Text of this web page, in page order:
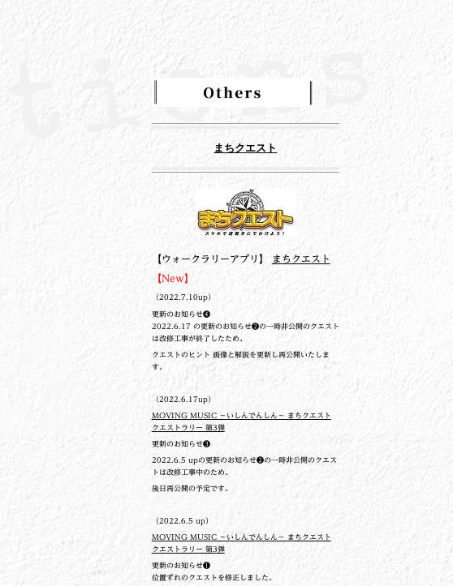
まちクエスト
【ウォークラリーアプリ】 まちクエスト
【New】
（2022.7.10up）
更新のお知らせ❹
2022.6.17 の更新のお知らせ❷の一時非公開のクエスト
は改修工事が終了したため、
クエストのヒント 画像と解説を更新し再公開いたしま
す。
（2022.6.17up）
MOVING MUSIC ～いしんでんしん～ まちクエスト
クエストラリー 第3弾
更新のお知らせ❸
2022.6.5 upの更新のお知らせ❷の一時非公開のクエス
トは改修工事中のため、
後日再公開の予定です。
（2022.6.5 up）
MOVING MUSIC ～いしんでんしん～ まちクエスト
クエストラリー 第3弾
更新のお知らせ❶
位置ずれのクエストを修正しました。